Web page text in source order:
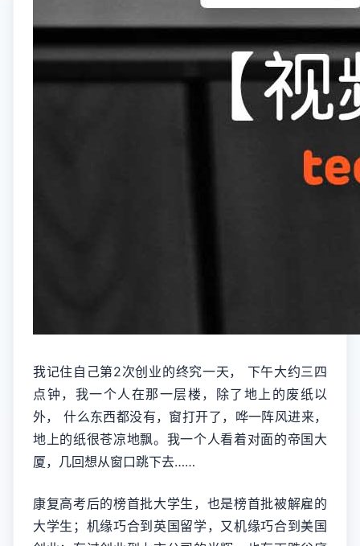
我记住自己第2次创业的终究一天， 下午大约三四
点钟，我一个人在那一层楼，除了地上的废纸以
外， 什么东西都没有，窗打开了，哗一阵风进来，
地上的纸很苍凉地飘。我一个人看着对面的帝国大
厦，几回想从窗口跳下去……
康复高考后的榜首批大学生，也是榜首批被解雇的
大学生；机缘巧合到英国留学，又机缘巧合到美国